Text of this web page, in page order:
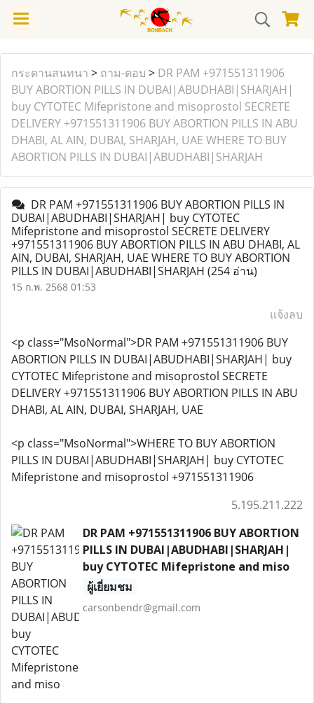
กระดานสนทนา > ถาม-ตอบ > DR PAM +971551311906
BUY ABORTION PILLS IN DUBAI|ABUDHABI|SHARJAH|
buy CYTOTEC Mifepristone and misoprostol SECRETE
DELIVERY +971551311906 BUY ABORTION PILLS IN ABU
DHABI, AL AIN, DUBAI, SHARJAH, UAE WHERE TO BUY
ABORTION PILLS IN DUBAI|ABUDHABI|SHARJAH
DR PAM +971551311906 BUY ABORTION PILLS IN
DUBAI|ABUDHABI|SHARJAH| buy CYTOTEC
Mifepristone and misoprostol SECRETE DELIVERY
+971551311906 BUY ABORTION PILLS IN ABU DHABI, AL
AIN, DUBAI, SHARJAH, UAE WHERE TO BUY ABORTION
PILLS IN DUBAI|ABUDHABI|SHARJAH (254 อ่าน)
15 ก.พ. 2568 01:53
แจ้งลบ
<p class="MsoNormal">DR PAM +971551311906 BUY
ABORTION PILLS IN DUBAI|ABUDHABI|SHARJAH| buy
CYTOTEC Mifepristone and misoprostol SECRETE
DELIVERY +971551311906 BUY ABORTION PILLS IN ABU
DHABI, AL AIN, DUBAI, SHARJAH, UAE
<p class="MsoNormal">WHERE TO BUY ABORTION
PILLS IN DUBAI|ABUDHABI|SHARJAH| buy CYTOTEC
Mifepristone and misoprostol +971551311906
5.195.211.222
DR PAM +971551311906 BUY ABORTION
PILLS IN DUBAI|ABUDHABI|SHARJAH|
buy CYTOTEC Mifepristone and miso
ผู้เยี่ยมชม
carsonbendr@gmail.com